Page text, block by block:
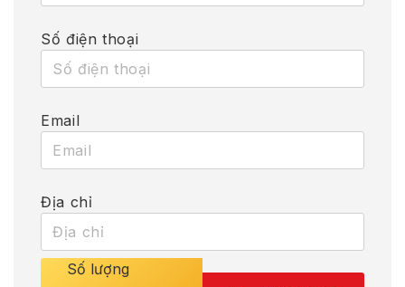
Số điện thoại
Email
Địa chỉ
Số lượng